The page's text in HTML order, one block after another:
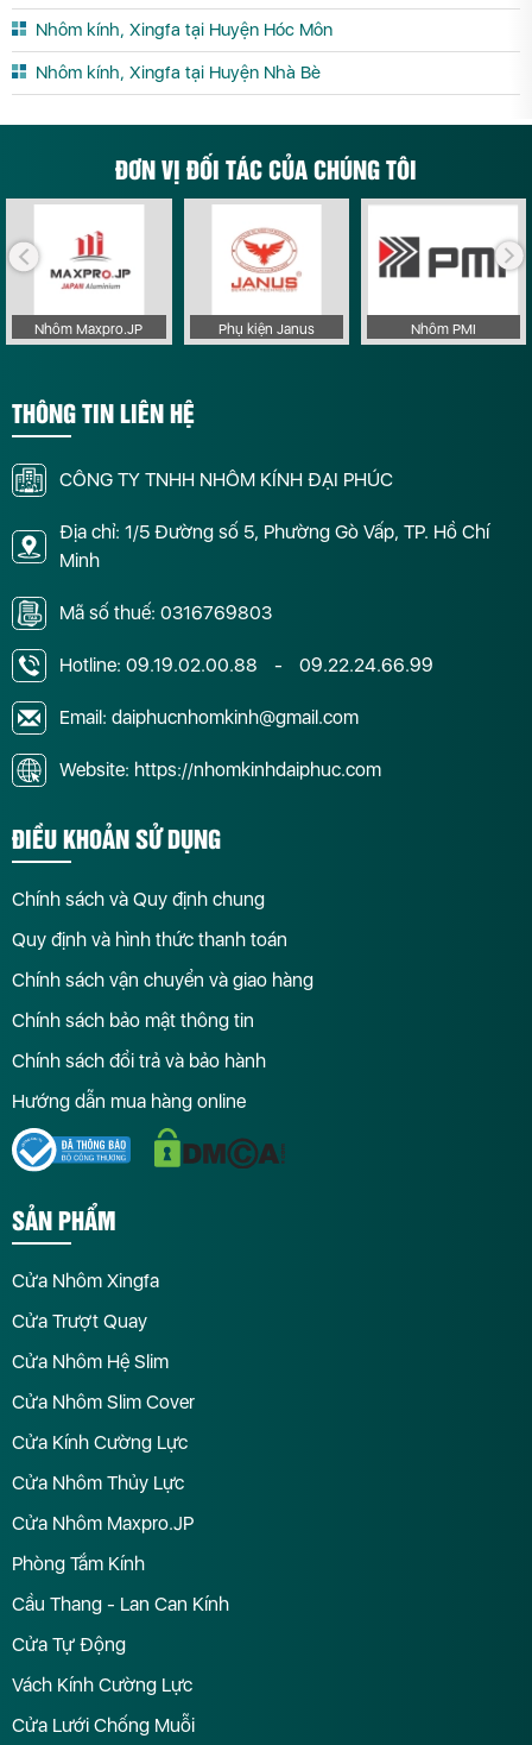
Nhôm kính, Xingfa tại Huyện Hóc Môn
Nhôm kính, Xingfa tại Huyện Nhà Bè
ĐƠN VỊ ĐỐI TÁC CỦA CHÚNG TÔI
Nhôm Maxpro.JP Phụ kiện Janus Nhôm PMI
THÔNG TIN LIÊN HỆ
CÔNG TY TNHH NHÔM KÍNH ĐẠI PHÚC
Địa chỉ: 1/5 Đường số 5, Phường Gò Vấp, TP. Hồ Chí
Minh
Mã số thuế: 0316769803
Hotline: 09.19.02.00.88 - 09.22.24.66.99
Email: daiphucnhomkinh@gmail.com
Website: https://nhomkinhdaiphuc.com
ĐIỀU KHOẢN SỬ DỤNG
Chính sách và Quy định chung
Quy định và hình thức thanh toán
Chính sách vận chuyển và giao hàng
Chính sách bảo mật thông tin
Chính sách đổi trả và bảo hành
Hướng dẫn mua hàng online
SẢN PHẨM
Cửa Nhôm Xingfa
Cửa Trượt Quay
Cửa Nhôm Hệ Slim
Cửa Nhôm Slim Cover
Cửa Kính Cường Lực
Cửa Nhôm Thủy Lực
Cửa Nhôm Maxpro.JP
Phòng Tắm Kính
Cầu Thang - Lan Can Kính
Cửa Tự Động
Vách Kính Cường Lực
Cửa Lưới Chống Muỗi